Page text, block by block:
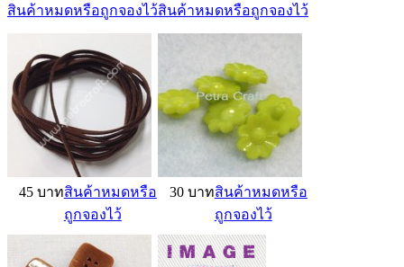
สินค้าหมดหรือถูกจองไว้สินค้าหมดหรือถูกจองไว้
45 บาทสินค้าหมดหรือ
ถูกจองไว้
30 บาทสินค้าหมดหรือ
ถูกจองไว้